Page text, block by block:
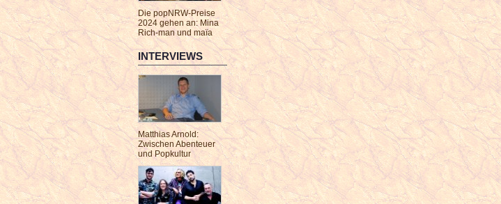
Die popNRW-Preise
2024 gehen an: Mina
Rich-man und maïa
INTERVIEWS
Matthias Arnold:
Zwischen Abenteuer
und Popkultur